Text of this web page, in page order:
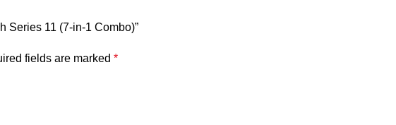
Series 11 (7-in-1 Combo)”
fields are marked *